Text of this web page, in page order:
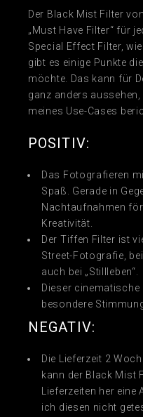
Der Black Mist Filter
„Must Have Filter“ für
Special Effect Filter,
gibt es einige Punkte
möchte. Das kann für
ganz anders
meines Use-Cases
POSITIV:
Das Fotografieren
Spaß. Gerade in
Nachtaufnahmen
Kreativität.
Der Tiffen Filter ist
Street-Fotografie,
auch bei „Stillleben“.
Dieser cinematische
besondere
NEGATIV:
Die Lieferzeit 2
kann der Black Mist
Lieferzeiten her
ich diesen nicht